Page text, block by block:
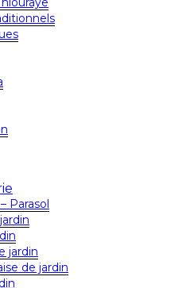
Parasol
jardin
de jardin